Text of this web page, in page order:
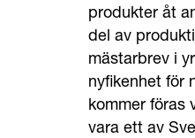
produkter åt
del av
mästarbrev i
nyfikenhet för
kommer föras
vara ett av